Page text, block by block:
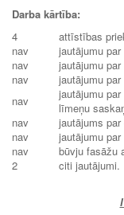
Darba kārtība:
4
attīstības
nav
jautājumu
nav
jautājumu
nav
jautājumu
nav
jautājumu
līmeņu
nav
jautājums
nav
jautājumu
nav
būvju fasāžu
2
citi jautājumi.